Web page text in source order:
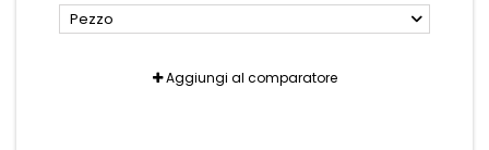
Pezzo
Aggiungi al comparatore